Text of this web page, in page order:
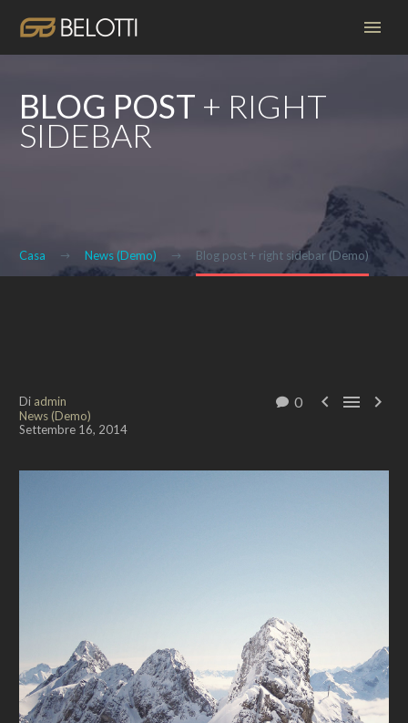
BLOG POST + RIGHT
SIDEBAR
Casa News (Demo) Blog post + right sidebar (Demo)
0   
Di admin
News (Demo)
Settembre 16, 2014